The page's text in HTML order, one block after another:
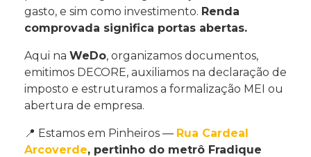
gasto, e sim como investimento. Renda
comprovada significa portas abertas.
Aqui na WeDo, organizamos documentos,
emitimos DECORE, auxiliamos na declaração de
imposto e estruturamos a formalização MEI ou
abertura de empresa.
📍 Estamos em Pinheiros — Rua Cardeal
Arcoverde, pertinho do metrô Fradique